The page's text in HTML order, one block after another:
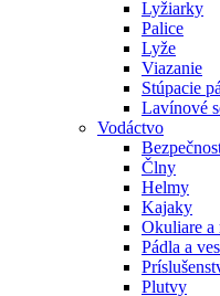
Lyžiarky
Palice
Lyže
Viazanie
Stúpacie
Lavínové
Vodáctvo
Člny
Helmy
Kajaky
Okuliare a
Pádla a
Plutvy